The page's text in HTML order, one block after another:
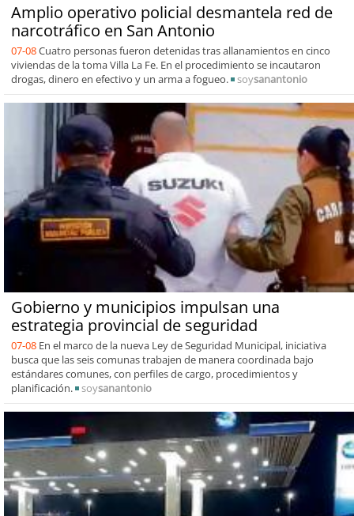
Amplio operativo policial desmantela red de
narcotráfico en San Antonio
07-08Cuatro personas fueron detenidas tras allanamientos en cinco
viviendas de la toma Villa La Fe. En el procedimiento se incautaron
drogas, dinero en efectivo y un arma a fogueo.
soysanantonio
Gobierno y municipios impulsan una
estrategia provincial de seguridad
07-08 En el marco de la nueva Ley de Seguridad Municipal, iniciativa
busca que las seis comunas trabajen de manera coordinada bajo
estándares comunes, con perfiles de cargo, procedimientos y
planificación.
soysanantonio